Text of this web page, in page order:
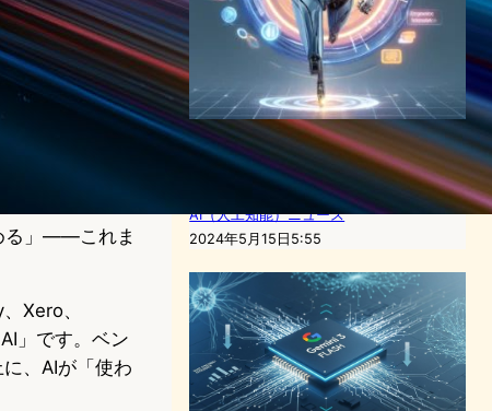
る」――これま
Xero、
」です。ベン
、AIが「使わ
Google、新型Gemini 1.5
Flash発表：高速タスク処理
AI（人工知能）ニュース
2024年5月15日5:55